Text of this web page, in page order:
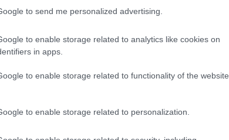
to send me personalized advertising.
to enable storage related to analytics like cookies on
in apps.
to enable storage related to functionality of the website
to enable storage related to personalization.